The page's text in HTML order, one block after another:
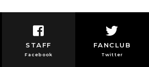
STAFF
Facebook
FANCLUB
Twitter